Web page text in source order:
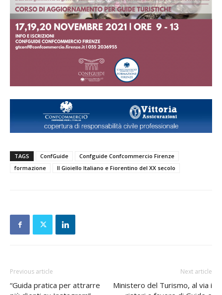
TAGS ConfGuide
Confguide Confcommercio Firenze
formazione
Il Gioiello Italiano e Fiorentino del XX secolo
Previous article
“Guida pratica per attrarre
Next article
Ministero del Turismo, al via i